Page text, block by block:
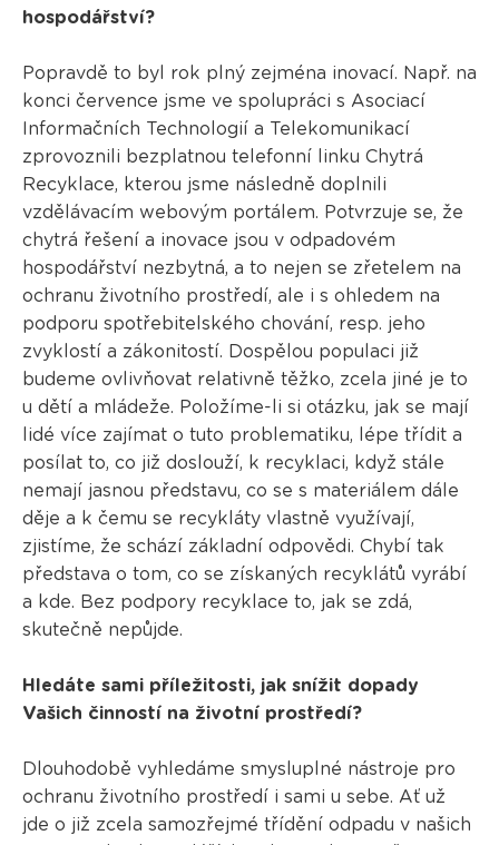
hospodářství?
Popravdě to byl rok plný zejména inovací. Např. na
konci července jsme ve spolupráci s Asociací
Informačních Technologií a Telekomunikací
zprovoznili bezplatnou telefonní linku Chytrá
Recyklace, kterou jsme následně doplnili
vzdělávacím webovým portálem. Potvrzuje se, že
chytrá řešení a inovace jsou v odpadovém
hospodářství nezbytná, a to nejen se zřetelem na
ochranu životního prostředí, ale i s ohledem na
podporu spotřebitelského chování, resp. jeho
zvyklostí a zákonitostí. Dospělou populaci již
budeme ovlivňovat relativně těžko, zcela jiné je to
u dětí a mládeže. Položíme-li si otázku, jak se mají
lidé více zajímat o tuto problematiku, lépe třídit a
posílat to, co již doslouží, k recyklaci, když stále
nemají jasnou představu, co se s materiálem dále
děje a k čemu se recykláty vlastně využívají,
zjistíme, že schází základní odpovědi. Chybí tak
představa o tom, co se získaných recyklátů vyrábí
a kde. Bez podpory recyklace to, jak se zdá,
skutečně nepůjde.
Hledáte sami příležitosti, jak snížit dopady
Vašich činností na životní prostředí?
Dlouhodobě vyhledáme smysluplné nástroje pro
ochranu životního prostředí i sami u sebe. Ať už
jde o již zcela samozřejmé třídění odpadu v našich